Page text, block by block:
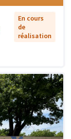
En cours
de
réalisation